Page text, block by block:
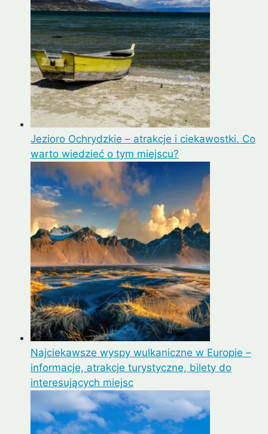
Jezioro Ochrydzkie – atrakcje i ciekawostki. Co
warto wiedzieć o tym miejscu?
Najciekawsze wyspy wulkaniczne w Europie –
informacje, atrakcje turystyczne, bilety do
interesujących miejsc